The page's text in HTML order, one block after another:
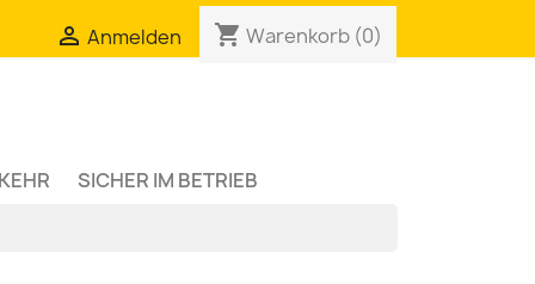
 Anmelden shopping_cart Warenkorb (0)
SICHER IM BETRIEB